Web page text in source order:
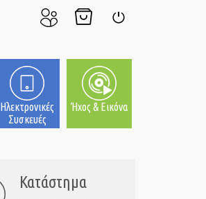
μου
Ηλεκτρονικές
Συσκευές
Ήχος & Εικόνα
Κατάστημα